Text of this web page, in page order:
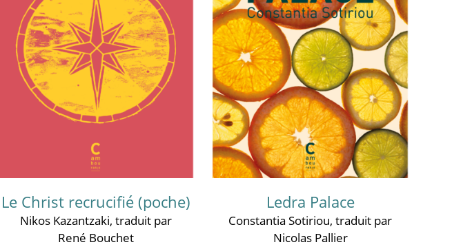
Le Christ recrucifié (poche)
Nikos Kazantzaki, traduit par
René Bouchet
Ledra Palace
Constantia Sotiriou, traduit par
Nicolas Pallier